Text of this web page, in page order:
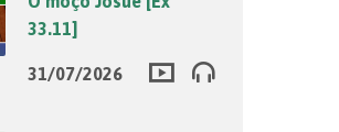
33.11]
31/07/2026